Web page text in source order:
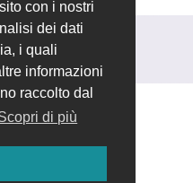
con i nostri
dei dati
i quali
informazioni
raccolto dal
di più